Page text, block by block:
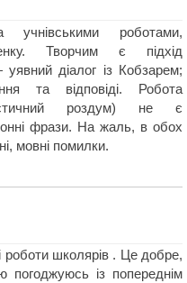
учнівськими роботами,
Творчим є підхід
діалог із Кобзарем;
та відповіді. Робота
роздум) не є
фрази. На жаль, в обох
мовні помилки.
роботи школярів . Це добре,
погоджуюсь із попереднім